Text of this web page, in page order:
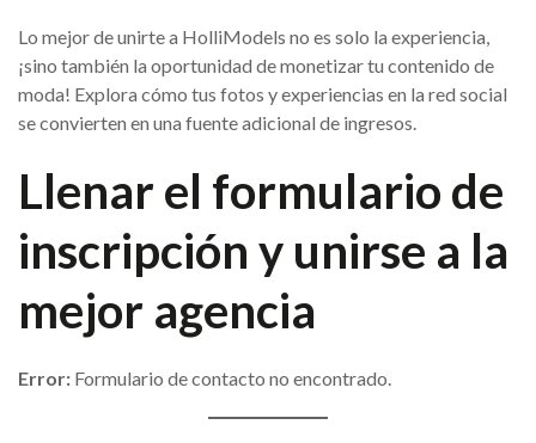
Lo mejor de unirte a HolliModels no es solo la experiencia,
¡sino también la oportunidad de monetizar tu contenido de
moda! Explora cómo tus fotos y experiencias en la red social
se convierten en una fuente adicional de ingresos.
Llenar el formulario de
inscripción y unirse a la
mejor agencia
Error: Formulario de contacto no encontrado.